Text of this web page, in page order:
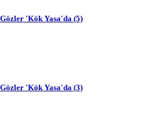
'Kök Yasa'da (5)
'Kök Yasa'da (3)